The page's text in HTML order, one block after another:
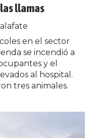
llamas
en el sector
se incendió a
y el
al hospital.
tres animales.